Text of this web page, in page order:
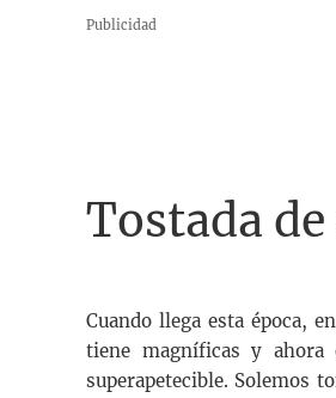
Publicidad
Tostada
Cuando llega esta época,
tiene magníficas y
superapetecible. Solemos